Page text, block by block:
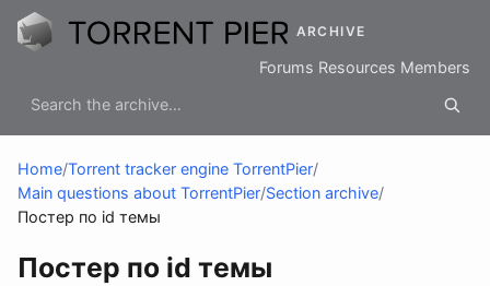
ARCHIVE
Forums Resources Members
Home/Torrent tracker engine TorrentPier/
Main questions about TorrentPier/Section archive/
Постер по id темы
Постер по id темы